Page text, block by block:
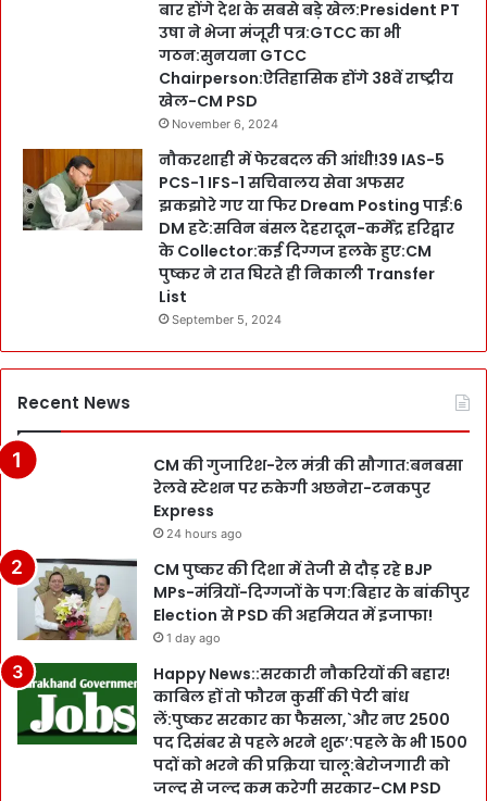
बार होंगे देश के सबसे बड़े खेल:President PT
उषा ने भेजा मंजूरी पत्र:GTCC का भी
गठन:सुनयना GTCC
Chairperson:ऐतिहासिक होंगे 38वें राष्ट्रीय
खेल-CM PSD
November 6, 2024
नौकरशाही में फेरबदल की आंधी!39 IAS-5
PCS-1 IFS-1 सचिवालय सेवा अफसर
झकझोरे गए या फिर Dream Posting पाई:6
DM हटे:सविन बंसल देहरादून-कर्मेंद्र हरिद्वार
के Collector:कई दिग्गज हलके हुए:CM
पुष्कर ने रात घिरते ही निकाली Transfer
List
September 5, 2024
Recent News
CM की गुजारिश-रेल मंत्री की सौगात:बनबसा
रेलवे स्टेशन पर रुकेगी अछनेरा-टनकपुर
Express
24 hours ago
CM पुष्कर की दिशा में तेजी से दौड़ रहे BJP
MPs-मंत्रियों-दिग्गजों के पग:बिहार के बांकीपुर
Election से PSD की अहमियत में इजाफा!
1 day ago
Happy News::सरकारी नौकरियों की बहार!
काबिल हों तो फौरन कुर्सी की पेटी बांध
लें:पुष्कर सरकार का फैसला,`और नए 2500
पद दिसंबर से पहले भरने शुरू’:पहले के भी 1500
पदों को भरने की प्रक्रिया चालू:बेरोजगारी को
जल्द से जल्द कम करेगी सरकार-CM PSD